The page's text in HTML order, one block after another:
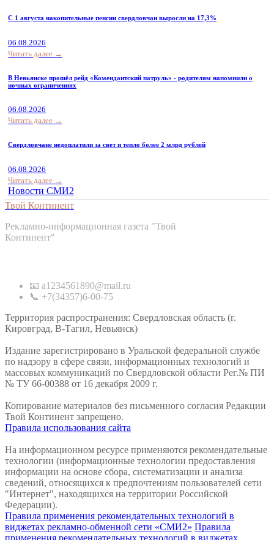
С 1 августа накопительные пенсии свердловчан выросли на 17,3%
06.08.2026
Читать далее →
В Невьянске прошёл рейд «Комендантский патруль» - родителям напомнили о
ночных ограничениях
06.08.2026
Читать далее →
Свердловчане недоплатили за свет и тепло более 2 млрд рублей
06.08.2026
Читать далее →
Новости СМИ2
Твой Континент
Рекламно-информационная газета "Твой
Континент"
📧 a1234561890@mail.ru
📞 +7(34357)6-00-75
Территория распространения: Свердловская область (г.
Кировград, В-Тагил, Невьянск)
Издание зарегистрировано в Уральской федеральной службе
по надзору в сфере связи, информационных технологий и
массовых коммуникаций по Свердловской области Рег.№ ПИ
№ ТУ 66-00388 от 16 декабря 2009 г.
Копирование материалов без письменного согласия Редакции
Твой Континент запрещено.
Правила использования сайта
На информационном ресурсе применяются рекомендательные
технологии (информационные технологии предоставления
информации на основе сбора, систематизации и анализа
сведений, относящихся к предпочтениям пользователей сети
"Интернет", находящихся на территории Российской
Федерации).
Правила применения рекомендательных технологий в
виджетах рекламно-обменной сети «СМИ2» Правила
применения рекомендательных технологий в виджетах